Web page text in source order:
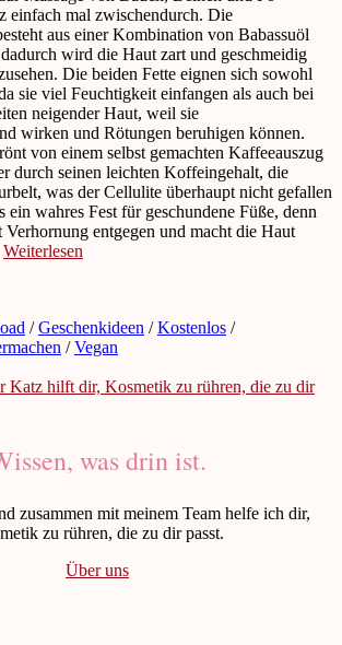
einfach mal zwischendurch. Die
aus einer Kombination von Babassuöl
wird die Haut zart und geschmeidig
Die beiden Fette eignen sich sowohl
sie viel Feuchtigkeit einfangen als auch bei
neigender Haut, weil sie
wirken und Rötungen beruhigen können.
von einem selbst gemachten Kaffeeauszug
durch seinen leichten Koffeingehalt, die
was der Cellulite überhaupt nicht gefallen
wahres Fest für geschundene Füße, denn
entgegen und macht die Haut
Weiterlesen
/Geschenkideen /Kostenlos /
/Vegan
was drin ist.
zusammen mit meinem Team helfe ich dir,
zu rühren, die zu dir passt.
Über uns